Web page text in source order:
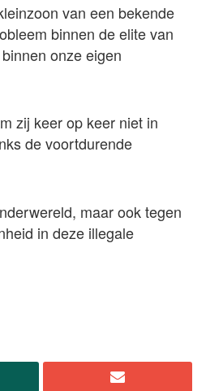
van een bekende
binnen de elite van
onze eigen
zij keer op keer niet in
de voortdurende
maar ook tegen
in deze illegale